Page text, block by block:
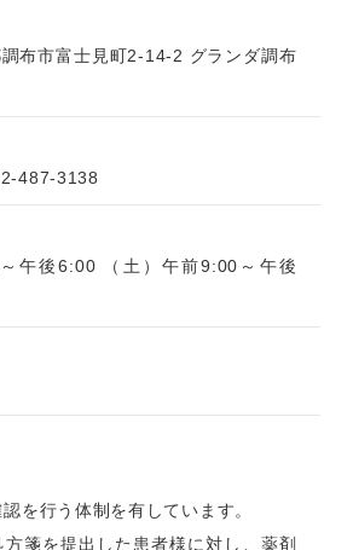
布市富士見町2-14-2 グランダ調布
487-3138
午後6:00 （土）午前9:00～午後
を行う体制を有しています。
箋を提出した患者様に対し、薬剤